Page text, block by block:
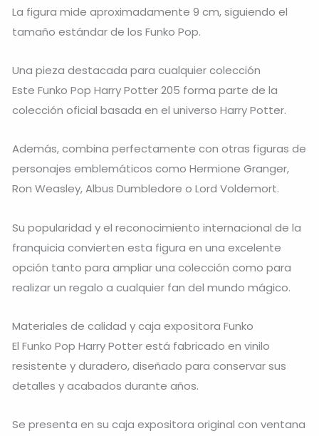
La figura mide aproximadamente 9 cm, siguiendo el
tamaño estándar de los Funko Pop.
Una pieza destacada para cualquier colección
Este Funko Pop Harry Potter 205 forma parte de la
colección oficial basada en el universo Harry Potter.
Además, combina perfectamente con otras figuras de
personajes emblemáticos como Hermione Granger,
Ron Weasley, Albus Dumbledore o Lord Voldemort.
Su popularidad y el reconocimiento internacional de la
franquicia convierten esta figura en una excelente
opción tanto para ampliar una colección como para
realizar un regalo a cualquier fan del mundo mágico.
Materiales de calidad y caja expositora Funko
El Funko Pop Harry Potter está fabricado en vinilo
resistente y duradero, diseñado para conservar sus
detalles y acabados durante años.
Se presenta en su caja expositora original con ventana